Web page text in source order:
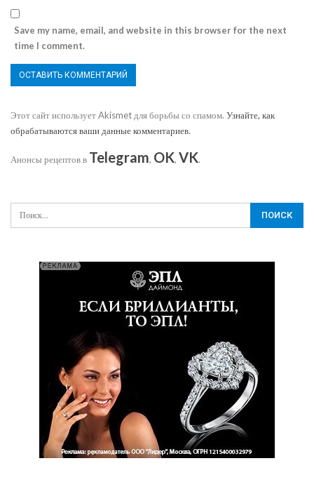
Save my name, email, and website in this browser for the next
time I comment.
Этот сайт использует Akismet для борьбы со спамом. Узнайте, как
обрабатываются ваши данные комментариев.
Анонсы рецептов в Telegram, OK, VK.